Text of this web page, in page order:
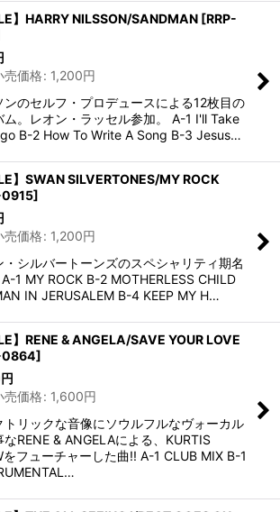
】HARRY NILSSON/SANDMAN [RRP-
売価格: 1,200円
ンのセルフ・プロデュースによる12枚目の
ム。レオン・ラッセル参加。 A-1 I'll Take
B-2 How To Write A Song B-3 Jesus…
】SWAN SILVERTONES/MY ROCK
0915]
売価格: 1,200円
・シルバートーンズのスペシャリティ期名
1 MY ROCK B-2 MOTHERLESS CHILD
IN JERUSALEM B-4 KEEP MY H…
】RENE & ANGELA/SAVE YOUR LOVE
0864]
円
売価格: 1,600円
トリックな音像にソウルフルなヴォーカル
なRENE & ANGELAによる、KURTIS
をフューチャーした曲!! A-1 CLUB MIX B-1